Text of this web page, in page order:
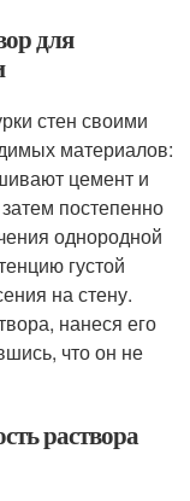
для
стен своими
материалов:
цемент и
постепенно
однородной
густой
на стену.
нанеся его
что он не
раствора